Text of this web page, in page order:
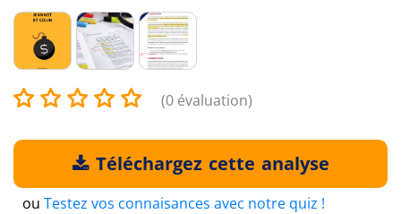
(0 évaluation)
Téléchargez cette analyse
ou Testez vos connaisances avec notre quiz !